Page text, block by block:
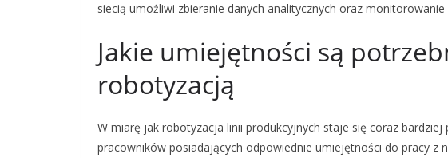
siecią umożliwi zbieranie danych analitycznych oraz
Jakie umiejętności są
robotyzacją
W miarę jak robotyzacja linii produkcyjnych staje się coraz
pracowników posiadających odpowiednie umiejętności do pracy z